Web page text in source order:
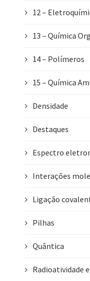
12 –
13 – Química
14 – Polímeros
15 – Química
Densidade
Destaques
Espectro
Interações
Ligação
Pilhas
Quântica
Radioatividade